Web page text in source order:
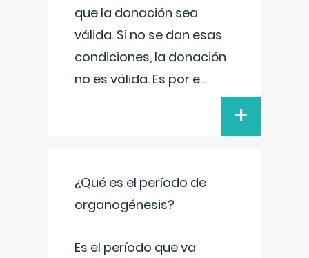
que la donación sea
válida. Si no se dan esas
condiciones, la donación
no es válida. Es por e...
+
¿Qué es el período de
organogénesis?
Es el período que va